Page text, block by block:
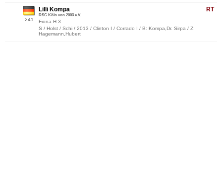
241
RT
Lilli Kompa
RSG Köln von 2003 e.V.
Fiona H 3
S / Holst / Schi / 2013 / Clinton I / Corrado I / B: Kompa,Dr. Sirpa / Z:
Hagemann,Hubert